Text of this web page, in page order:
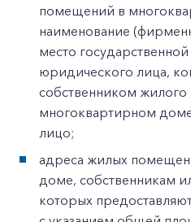
помещений в
наименование
место
юридического лица,
собственником
многоквартирном
лицо;
адреса жилых
доме, собственникам
которых